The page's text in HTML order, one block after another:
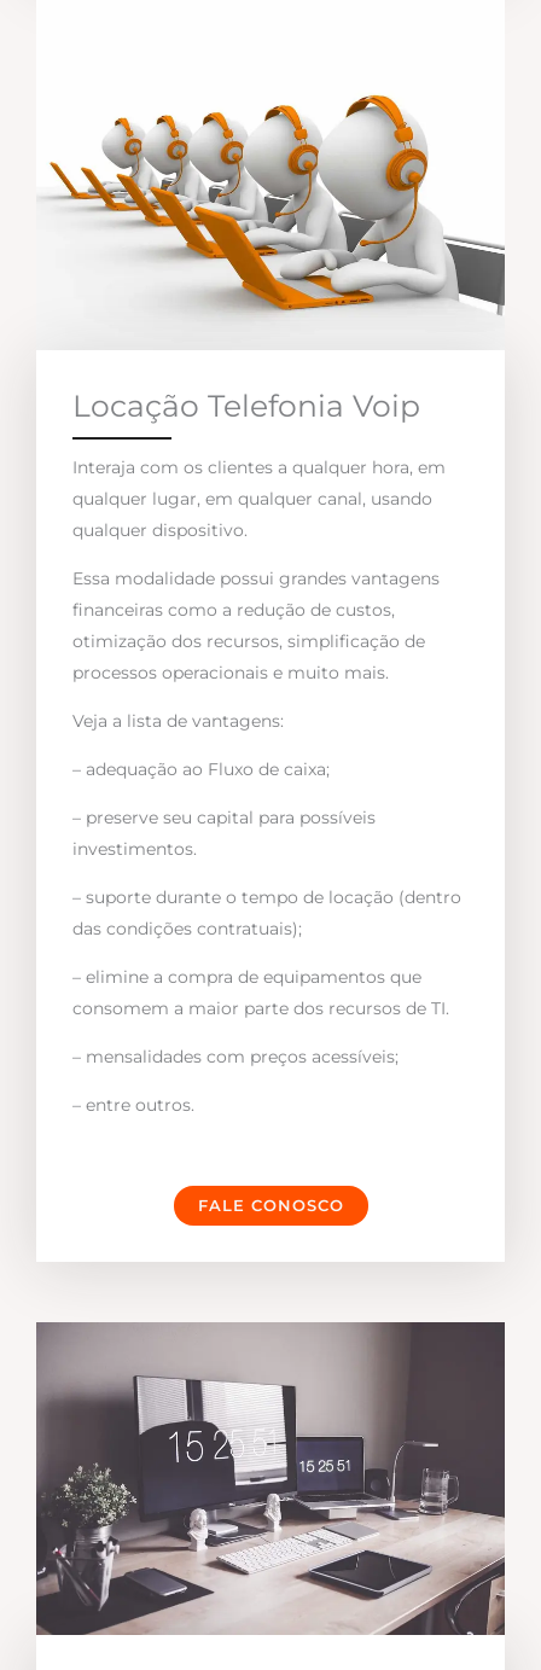
Locação Telefonia Voip
Interaja com os clientes a qualquer hora, em
qualquer lugar, em qualquer canal, usando
qualquer dispositivo.
Essa modalidade possui grandes vantagens
financeiras como a redução de custos,
otimização dos recursos, simplificação de
processos operacionais e muito mais.
Veja a lista de vantagens:
– adequação ao Fluxo de caixa;
– preserve seu capital para possíveis
investimentos.
– suporte durante o tempo de locação (dentro
das condições contratuais);
– elimine a compra de equipamentos que
consomem a maior parte dos recursos de TI.
– mensalidades com preços acessíveis;
– entre outros.
FALE CONOSCO